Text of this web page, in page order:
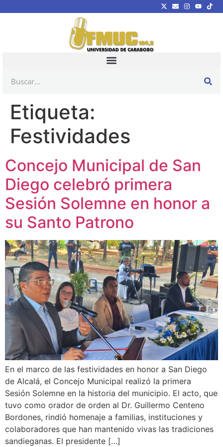
Etiqueta:
Festividades
Concejo Municipal de San
Diego celebró primera
Sesión Solemne en honor a
su Santo Patrono
En el marco de las festividades en honor a San Diego
de Alcalá, el Concejo Municipal realizó la primera
Sesión Solemne en la historia del municipio. El acto, que
tuvo como orador de orden al Dr. Guillermo Centeno
Bordones, rindió homenaje a familias, instituciones y
colaboradores que han mantenido vivas las tradiciones
sandieganas. El presidente […]